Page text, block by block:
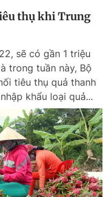
thụ khi Trung
sẽ có gần 1 triệu
trong tuần này, Bộ
tiêu thụ quả thanh
khẩu loại quả...